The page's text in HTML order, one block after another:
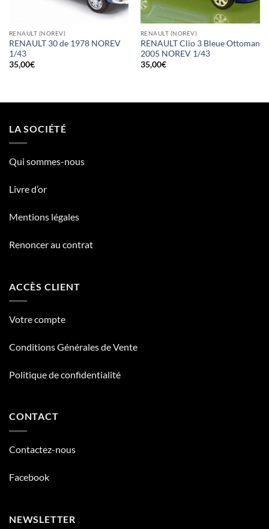
RENAULT (NOREV)
RENAULT 30 de 1978 NOREV
1/43
35,00€
RENAULT (NOREV)
RENAULT Clio 3 Bleue Ottoman
2005 NOREV 1/43
35,00€
LA SOCIÉTÉ
Qui sommes-nous
Livre d’or
Mentions légales
Renoncer au contrat
ACCÈS CLIENT
Votre compte
Conditions Générales de Vente
Politique de confidentialité
CONTACT
Contactez-nous
Facebook
NEWSLETTER